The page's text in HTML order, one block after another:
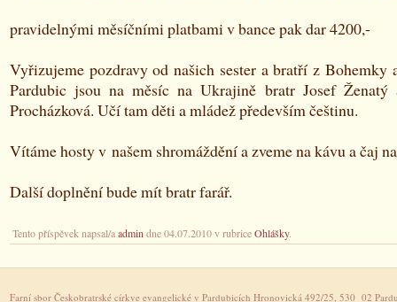
pravidelnými měsíčními platbami v bance pak dar 4200,-
Vyřizujeme pozdravy od našich sester a bratří z Bohemky
Pardubic jsou na měsíc na Ukrajině bratr Josef
Procházková. Učí tam děti a mládež především češtinu.
Vítáme hosty v našem shromáždění a zveme na kávu a čaj
Další doplnění bude mít bratr farář.
Tento příspěvek napsal/aadmin dne 04.07.2010 v rubriceOhlášky.
Farní sbor Českobratrské církve evangelické v Pardubicích Hronovická 492/25, 530 02